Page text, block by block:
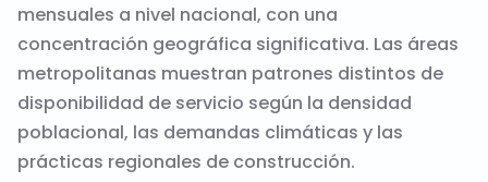
mensuales a nivel nacional, con una
concentración geográfica significativa. Las áreas
metropolitanas muestran patrones distintos de
disponibilidad de servicio según la densidad
poblacional, las demandas climáticas y las
prácticas regionales de construcción.